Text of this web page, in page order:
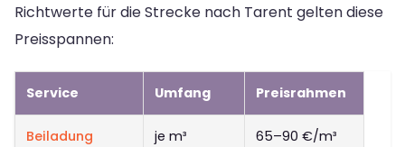
Richtwerte für die Strecke nach Tarent gelten diese
Preisspannen:
Service Umfang Preisrahmen
Beiladung je m³ 65–90 €/m³